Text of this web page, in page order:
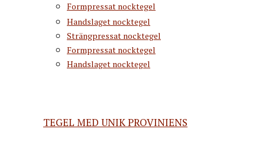
Formpressat nocktegel
Handslaget nocktegel
Strängpressat nocktegel
Formpressat nocktegel
Handslaget nocktegel
TEGEL MED UNIK PROVINIENS